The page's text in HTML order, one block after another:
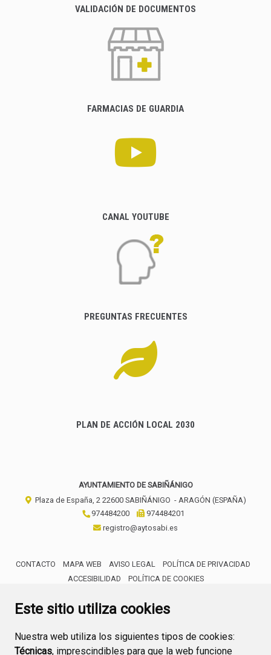
Este sitio utiliza cookies
Nuestra web utiliza los siguientes tipos de cookies:
Técnicas, imprescindibles para que la web funcione
VALIDACIÓN DE DOCUMENTOS
FARMACIAS DE GUARDIA
CANAL YOUTUBE
PREGUNTAS FRECUENTES
PLAN DE ACCIÓN LOCAL 2030
AYUNTAMIENTO DE SABIÑÁNIGO
Plaza de España, 2 22600 SABIÑÁNIGO - ARAGÓN (ESPAÑA)
974484200
974484201
registro@aytosabi.es
CONTACTO MAPA WEB AVISO LEGAL
POLÍTICA DE PRIVACIDAD
ACCESIBILIDAD
POLÍTICA DE COOKIES